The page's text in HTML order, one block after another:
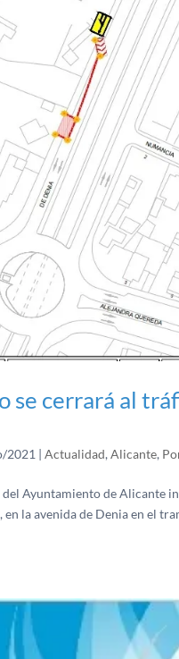
se cerrará al
2021 |Actualidad,Alicante,
Ayuntamiento de Alicante
la avenida de Denia en el